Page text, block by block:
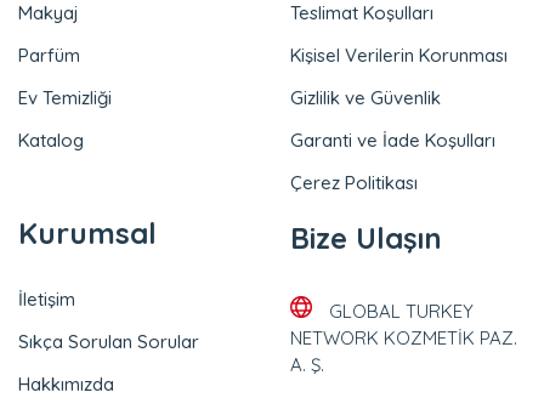
Makyaj
Parfüm
Ev Temizliği
Katalog
Teslimat Koşulları
Kişisel Verilerin Korunması
Gizlilik ve Güvenlik
Garanti ve İade Koşulları
Çerez Politikası
Kurumsal
İletişim
Sıkça Sorulan Sorular
Hakkımızda
Bize Ulaşın
GLOBAL TURKEY
NETWORK KOZMETİK PAZ.
A. Ş.